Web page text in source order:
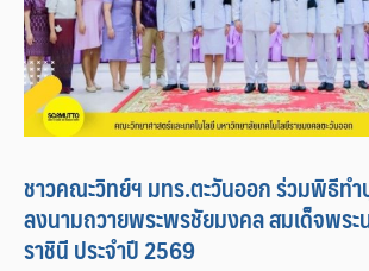
ชาวคณะวิทย์ฯ มทร.ตะวันออก ร่วมพิธีท
ลงนามถวายพระพรชัยมงคล สมเด็จพระ
ราชินี ประจำปี 2569